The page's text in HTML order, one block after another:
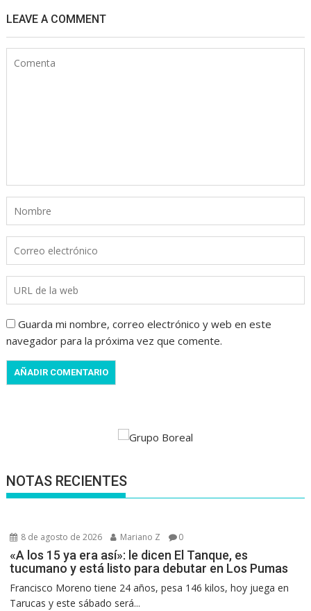
LEAVE A COMMENT
Guarda mi nombre, correo electrónico y web en este
navegador para la próxima vez que comente.
NOTAS RECIENTES
8 de agosto de 2026 Mariano Z 0
«A los 15 ya era así»: le dicen El Tanque, es
tucumano y está listo para debutar en Los Pumas
Francisco Moreno tiene 24 años, pesa 146 kilos, hoy juega en
Tarucas y este sábado será...